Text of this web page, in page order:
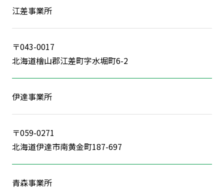
江差事業所
〒043-0017
北海道檜山郡江差町字水堀町6-2
伊達事業所
〒059-0271
北海道伊達市南黄金町187-697
青森事業所